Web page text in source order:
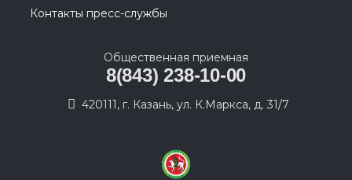
Контакты пресс-службы
Общественная приемная
8(843) 238-10-00
420111, г. Казань, ул. К.Маркса, д. 31/7